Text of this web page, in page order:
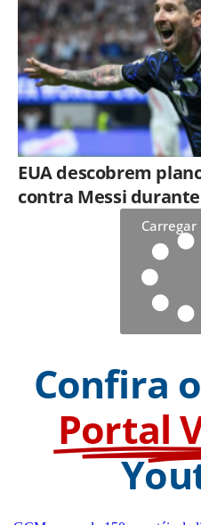
EUA descobrem
contra Messi
Carregar
Confira
Portal